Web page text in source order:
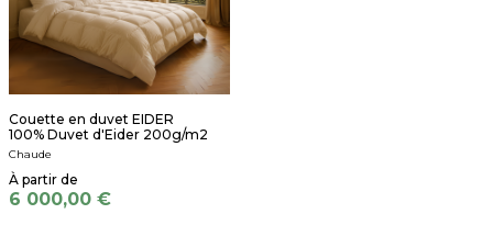
Couette en duvet EIDER
100% Duvet d'Eider 200g/m2
Chaude
6 000,00 €